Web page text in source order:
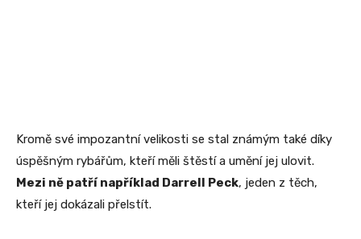
Kromě své impozantní velikosti se stal známým také díky
úspěšným rybářům, kteří měli štěstí a umění jej ulovit.
Mezi ně patří například Darrell Peck, jeden z těch,
kteří jej dokázali přelstít.